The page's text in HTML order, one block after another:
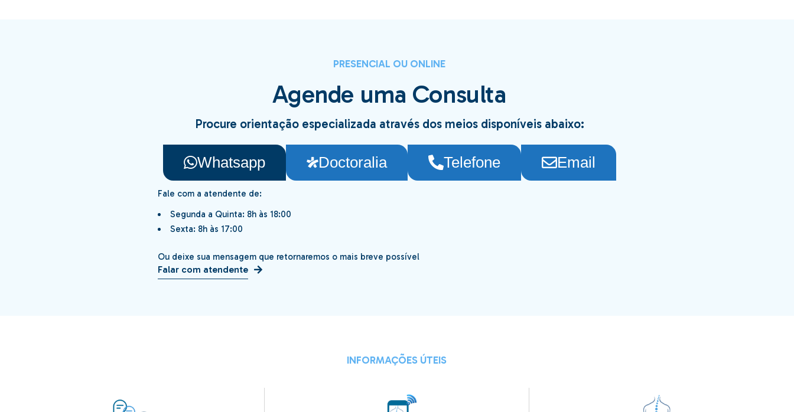
PRESENCIAL OU ONLINE
Agende uma Consulta
Procure orientação especializada através dos meios disponíveis abaixo:
Whatsapp Doctoralia Telefone Email
Fale com a atendente de:
Segunda a Quinta: 8h às 18:00
Sexta: 8h às 17:00
Ou deixe sua mensagem que retornaremos o mais breve possível
Falar com atendente
INFORMAÇÕES ÚTEIS